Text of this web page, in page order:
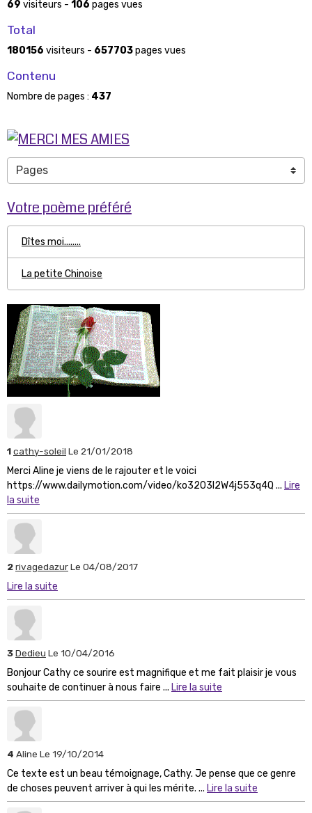
69 visiteurs - 106 pages vues
Total
180156 visiteurs - 657703pages vues
Contenu
Nombre de pages : 437
Votre poème préféré
Dîtes moi........
La petite Chinoise
1cathy-soleil Le 21/01/2018
Merci Aline je viens de le rajouter et le voici
https://www.dailymotion.com/video/ko3203l2W4j553q4Q ... Lire
la suite
2rivagedazurLe 04/08/2017
Lire la suite
3Dedieu Le 10/04/2016
Bonjour Cathy ce sourire est magnifique et me fait plaisir je vous
souhaite de continuer à nous faire ... Lire la suite
4 Aline Le 19/10/2014
Ce texte est un beau témoignage, Cathy. Je pense que ce genre
de choses peuvent arriver à qui les mérite. ... Lire la suite